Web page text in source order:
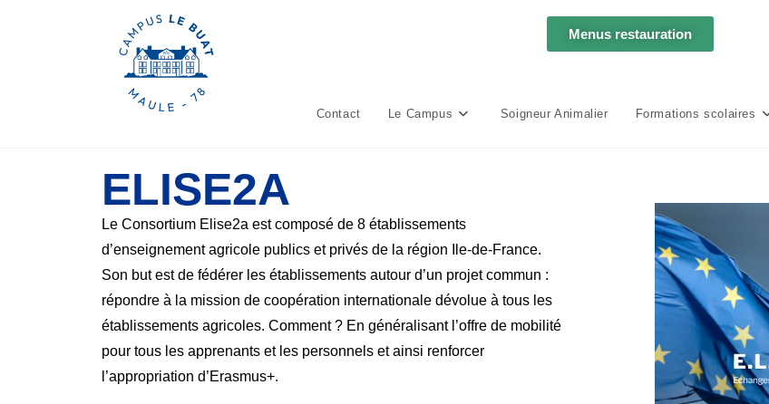
Menus restauration
Contact Le Campus Soigneur Animalier Formations scolaires
ELISE2A
Le Consortium Elise2a est composé de 8 établissements
d’enseignement agricole publics et privés de la région Ile-de-France.
Son but est de fédérer les établissements autour d’un projet commun :
répondre à la mission de coopération internationale dévolue à tous les
établissements agricoles. Comment ? En généralisant l’offre de mobilité
pour tous les apprenants et les personnels et ainsi renforcer
l’appropriation d’Erasmus+.